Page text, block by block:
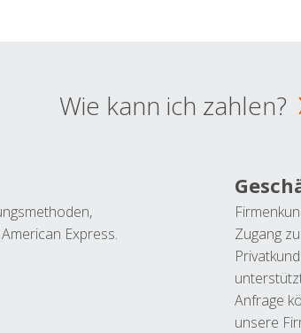
Wie kann ich zahlen?
Express.
Zugang
Anfrage
unsere